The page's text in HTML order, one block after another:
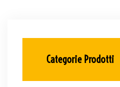
Categorie Prodotti